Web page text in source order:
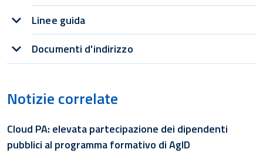
Linee guida
Documenti d'indirizzo
Notizie correlate
Cloud PA: elevata partecipazione dei dipendenti
pubblici al programma formativo di AgID